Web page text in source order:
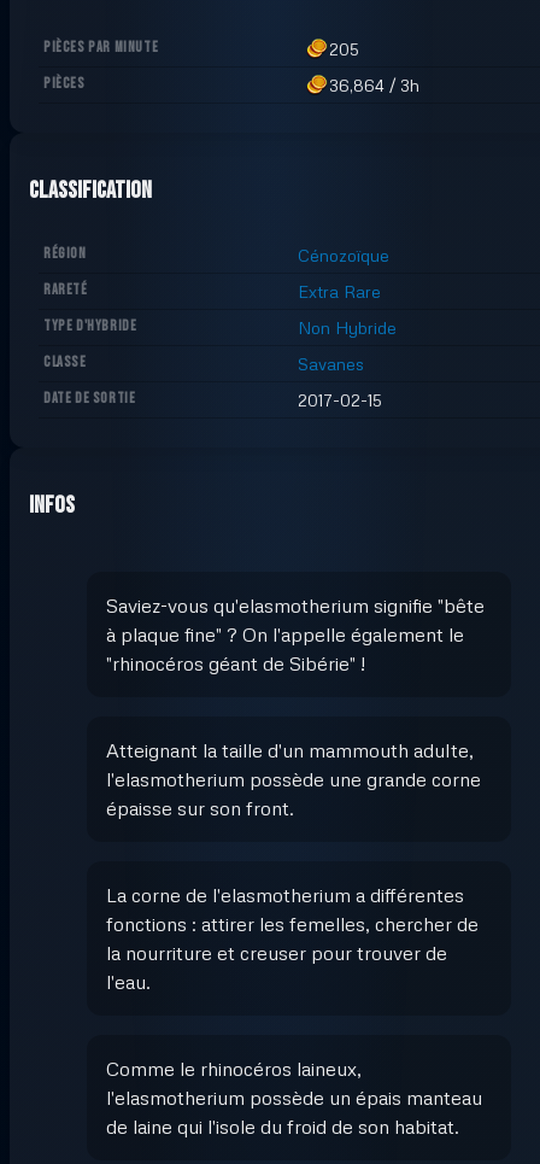
PIÈCES PAR MINUTE 205
PIÈCES 36,864 / 3h
Classification
RÉGION Cénozoïque
RARETÉ Extra Rare
TYPE D'HYBRIDE Non Hybride
CLASSE Savanes
DATE DE SORTIE 2017-02-15
Infos
Saviez-vous qu'elasmotherium signifie "bête
à plaque fine" ? On l'appelle également le
"rhinocéros géant de Sibérie" !
Atteignant la taille d'un mammouth adulte,
l'elasmotherium possède une grande corne
épaisse sur son front.
La corne de l'elasmotherium a différentes
fonctions : attirer les femelles, chercher de
la nourriture et creuser pour trouver de
l'eau.
Comme le rhinocéros laineux,
l'elasmotherium possède un épais manteau
de laine qui l'isole du froid de son habitat.